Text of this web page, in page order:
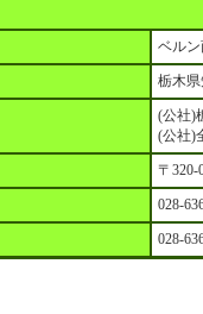
ベル
栃木
(公社)
(公社)
〒320-
028-
028-